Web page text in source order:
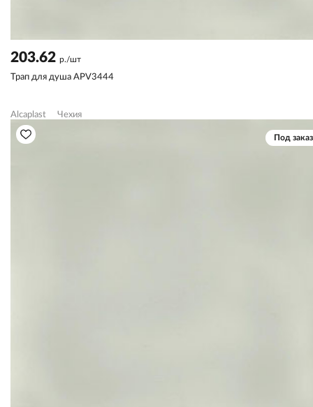
203.62 р./шт
Трап для душа APV3444
Alcaplast Чехия
Под заказ